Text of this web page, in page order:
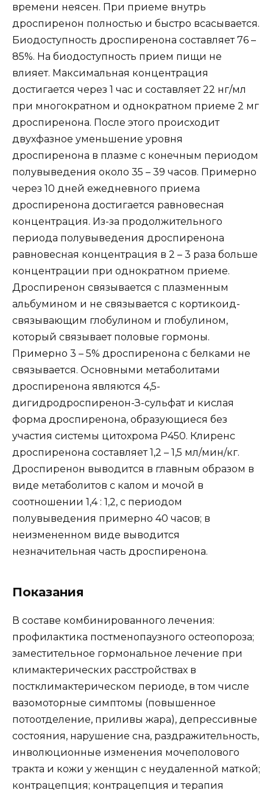
времени неясен. При приеме внутрь
дроспиренон полностью и быстро всасывается.
Биодоступность дроспиренона составляет 76 –
85%. На биодоступность прием пищи не
влияет. Максимальная концентрация
достигается через 1 час и составляет 22 нг/мл
при многократном и однократном приеме 2 мг
дроспиренона. После этого происходит
двухфазное уменьшение уровня
дроспиренона в плазме с конечным периодом
полувыведения около 35 – 39 часов. Примерно
через 10 дней ежедневного приема
дроспиренона достигается равновесная
концентрация. Из-за продолжительного
периода полувыведения дроспиренона
равновесная концентрация в 2 – 3 раза больше
концентрации при однократном приеме.
Дроспиренон связывается с плазменным
альбумином и не связывается с кортикоид-
связывающим глобулином и глобулином,
который связывает половые гормоны.
Примерно 3 – 5% дроспиренона с белками не
связывается. Основными метаболитами
дроспиренона являются 4,5-
дигидродроспиренон-З-сульфат и кислая
форма дроспиренона, образующиеся без
участия системы цитохрома Р450. Клиренс
дроспиренона составляет 1,2 – 1,5 мл/мин/кг.
Дроспиренон выводится в главным образом в
виде метаболитов с калом и мочой в
соотношении 1,4 : 1,2, с периодом
полувыведения примерно 40 часов; в
неизмененном виде выводится
незначительная часть дроспиренона.
Показания
В составе комбинированного лечения:
профилактика постменопаузного остеопороза;
заместительное гормональное лечение при
климактерических расстройствах в
постклимактерическом периоде, в том числе
вазомоторные симптомы (повышенное
потоотделение, приливы жара), депрессивные
состояния, нарушение сна, раздражительность,
инволюционные изменения мочеполового
тракта и кожи у женщин с неудаленной маткой;
контрацепция; контрацепция и терапия